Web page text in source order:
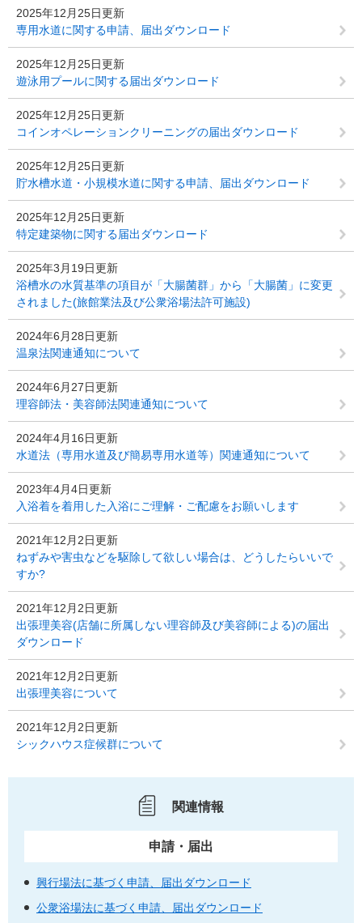
2025年12月25日更新
専用水道に関する申請、届出ダウンロード
2025年12月25日更新
遊泳用プールに関する届出ダウンロード
2025年12月25日更新
コインオペレーションクリーニングの届出ダウンロード
2025年12月25日更新
貯水槽水道・小規模水道に関する申請、届出ダウンロード
2025年12月25日更新
特定建築物に関する届出ダウンロード
2025年3月19日更新
浴槽水の水質基準の項目が「大腸菌群」から「大腸菌」に変更
されました(旅館業法及び公衆浴場法許可施設)
2024年6月28日更新
温泉法関連通知について
2024年6月27日更新
理容師法・美容師法関連通知について
2024年4月16日更新
水道法（専用水道及び簡易専用水道等）関連通知について
2023年4月4日更新
入浴着を着用した入浴にご理解・ご配慮をお願いします
2021年12月2日更新
ねずみや害虫などを駆除して欲しい場合は、どうしたらいいで
すか?
2021年12月2日更新
出張理美容(店舗に所属しない理容師及び美容師による)の届出
ダウンロード
2021年12月2日更新
出張理美容について
2021年12月2日更新
シックハウス症候群について
関連情報
申請・届出
興行場法に基づく申請、届出ダウンロード
公衆浴場法に基づく申請、届出ダウンロード